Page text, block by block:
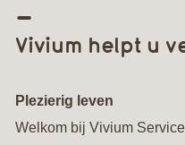
Vivium helpt u
Plezierig leven
Welkom bij Vivium